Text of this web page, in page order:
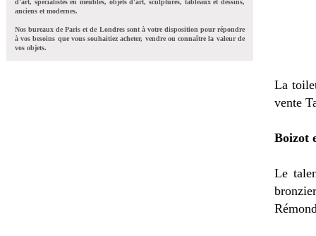
d'art, spécialistes en meubles, objets d'art, sculptures, tableaux et dessins,
anciens et modernes.
Nos bureaux de Paris et de Londres sont à votre disposition pour répondre
à vos besoins que vous souhaitiez acheter, vendre ou connaître la valeur de
vos objets.
La
vente
Boizot
Le